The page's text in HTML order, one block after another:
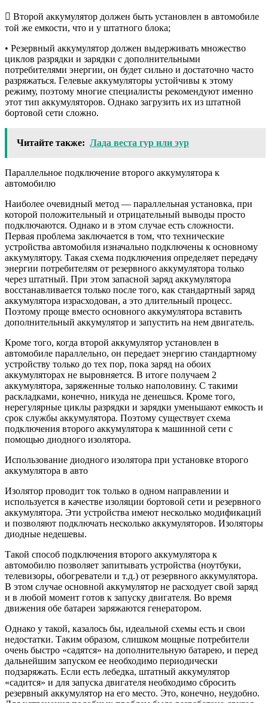
 Второй аккумулятор должен быть установлен в автомобиле
той же емкости, что и у штатного блока;
• Резервный аккумулятор должен выдерживать множество
циклов разрядки и зарядки с дополнительными
потребителями энергии, он будет сильно и достаточно часто
разряжаться. Гелевые аккумуляторы устойчивы к этому
режиму, поэтому многие специалисты рекомендуют именно
этот тип аккумуляторов. Однако загрузить их из штатной
бортовой сети сложно.
Читайте также: Лада веста гур или эур
Параллельное подключение второго аккумулятора к
автомобилю
Наиболее очевидный метод — параллельная установка, при
которой положительный и отрицательный выводы просто
подключаются. Однако и в этом случае есть сложности.
Первая проблема заключается в том, что технические
устройства автомобиля изначально подключены к основному
аккумулятору. Такая схема подключения определяет передачу
энергии потребителям от резервного аккумулятора только
через штатный. При этом запасной заряд аккумулятора
восстанавливается только после того, как стандартный заряд
аккумулятора израсходован, а это длительный процесс.
Поэтому проще вместо основного аккумулятора вставить
дополнительный аккумулятор и запустить на нем двигатель.
Кроме того, когда второй аккумулятор установлен в
автомобиле параллельно, он передает энергию стандартному
устройству только до тех пор, пока заряд на обоих
аккумуляторах не выровняется. В итоге получаем 2
аккумулятора, заряженные только наполовину. С такими
раскладками, конечно, никуда не денешься. Кроме того,
нерегулярные циклы разрядки и зарядки уменьшают емкость и
срок службы аккумулятора. Поэтому существует схема
подключения второго аккумулятора к машинной сети с
помощью диодного изолятора.
Использование диодного изолятора при установке второго
аккумулятора в авто
Изолятор проводит ток только в одном направлении и
используется в качестве изоляции бортовой сети и резервного
аккумулятора. Эти устройства имеют несколько модификаций
и позволяют подключать несколько аккумуляторов. Изоляторы
диодные недешевы.
Такой способ подключения второго аккумулятора к
автомобилю позволяет запитывать устройства (ноутбуки,
телевизоры, обогреватели и т.д.) от резервного аккумулятора.
В этом случае основной аккумулятор не расходует свой заряд
и в любой момент готов к запуску двигателя. Во время
движения обе батареи заряжаются генератором.
Однако у такой, казалось бы, идеальной схемы есть и свои
недостатки. Таким образом, слишком мощные потребители
очень быстро «садятся» на дополнительную батарею, и перед
дальнейшим запуском ее необходимо периодически
подзаряжать. Если есть лебедка, штатный аккумулятор
«садится» и для запуска двигателя необходимо сбросить
резервный аккумулятор на его место. Это, конечно, неудобно.